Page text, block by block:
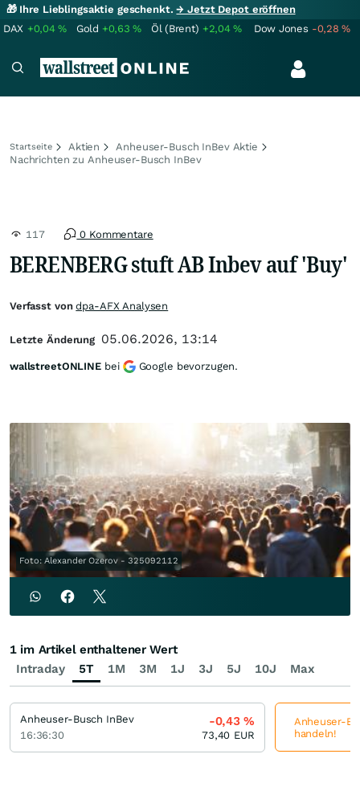
🎁 Ihre Lieblingsaktie geschenkt.→ Jetzt Depot eröffnen
DAX +0,04% Gold +0,63% Öl (Brent) +2,04% Dow Jones -0,28%
Startseite Aktien
Anheuser-Busch InBev Aktie
Nachrichten zu Anheuser-Busch InBev
117 0 Kommentare
BERENBERG stuft AB Inbev auf 'Buy'
Foto: Alexander Ozerov - 325092112
Verfasst vondpa-AFX Analysen
Letzte Änderung 05.06.2026, 13:14
wallstreetONLINE bei Google bevorzugen.
Intraday 5T 1M 3M 1J 3J 5J 10J Max
1 im Artikel enthaltener Wert
Anheuser-Busch InBev
16:36:30
-0,43%
73,40 EUR
Anheuser-
handeln!